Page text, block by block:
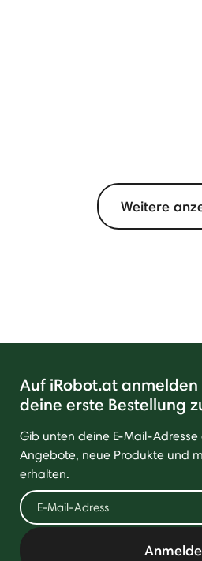
Weitere
Auf iRobot.at
deine erste Bestellung
Gib unten deine E-Mail-Adresse
Angebote, neue Produkte und
erhalten.